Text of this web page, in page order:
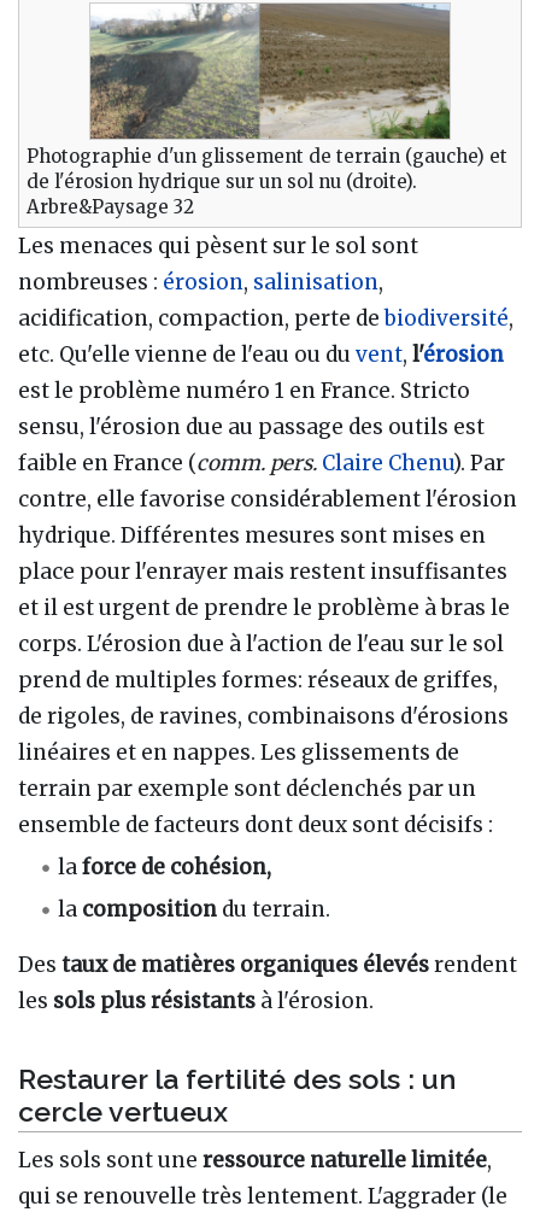
Photographie d'un glissement de terrain (gauche) et
de l'érosion hydrique sur un sol nu (droite).
Arbre&Paysage 32
Les menaces qui pèsent sur le sol sont
nombreuses : érosion, salinisation,
acidification, compaction, perte debiodiversité,
etc. Qu'elle vienne de l'eau ou du vent, l'érosion
est le problème numéro 1 en France. Stricto
sensu, l'érosion due au passage des outils est
faible en France (comm. pers. Claire Chenu). Par
contre, elle favorise considérablement l'érosion
hydrique. Différentes mesures sont mises en
place pour l'enrayer mais restent insuffisantes
et il est urgent de prendre le problème à bras le
corps. L'érosion due à l'action de l'eau sur le sol
prend de multiples formes: réseaux de griffes,
de rigoles, de ravines, combinaisons d'érosions
linéaires et en nappes. Les glissements de
terrain par exemple sont déclenchés par un
ensemble de facteurs dont deux sont décisifs :
laforce de cohésion,
la composition du terrain.
Des taux de matières organiques élevésrendent
les sols plus résistants à l'érosion.
Restaurer la fertilité des sols : un
cercle vertueux
Les sols sont une ressource naturelle limitée,
qui se renouvelle très lentement. L'aggrader (le